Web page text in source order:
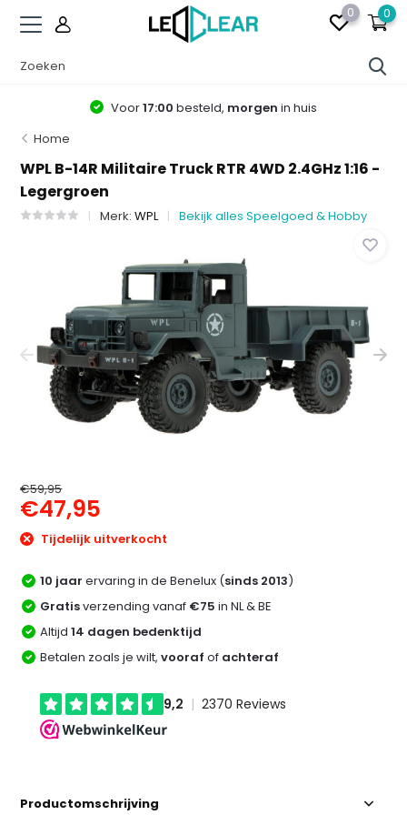
0 0
Voor17:00 besteld, morgen in huis
Home
WPL B-14R Militaire Truck RTR 4WD 2.4GHz 1:16 -
Legergroen
Merk:WPL Bekijk alles Speelgoed & Hobby
€59,95
€47,95
Tijdelijk uitverkocht
10 jaar ervaring in de Benelux (sinds 2013)
Gratisverzending vanaf €75 in NL & BE
Altijd14 dagen bedenktijd
Betalen zoals je wilt,vooraf of achteraf
Productomschrijving